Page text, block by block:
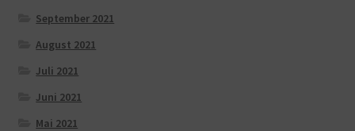
September 2021
August 2021
Juli 2021
Juni 2021
Mai 2021